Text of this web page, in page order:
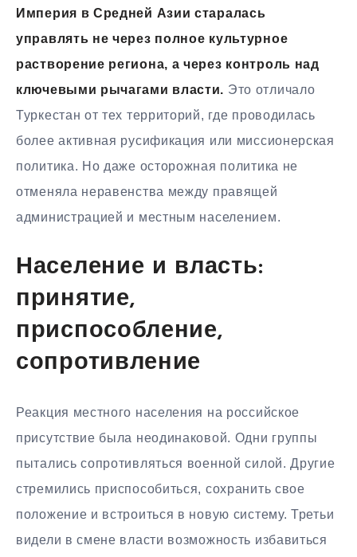
Империя в Средней Азии старалась
управлять не через полное культурное
растворение региона, а через контроль над
ключевыми рычагами власти. Это отличало
Туркестан от тех территорий, где проводилась
более активная русификация или миссионерская
политика. Но даже осторожная политика не
отменяла неравенства между правящей
администрацией и местным населением.
Население и власть:
принятие,
приспособление,
сопротивление
Реакция местного населения на российское
присутствие была неодинаковой. Одни группы
пытались сопротивляться военной силой. Другие
стремились приспособиться, сохранить свое
положение и встроиться в новую систему. Третьи
видели в смене власти возможность избавиться